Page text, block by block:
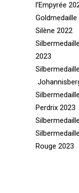
l’Empyrée
Silène 2022
2023
Perdrix 2023
Rouge 2023